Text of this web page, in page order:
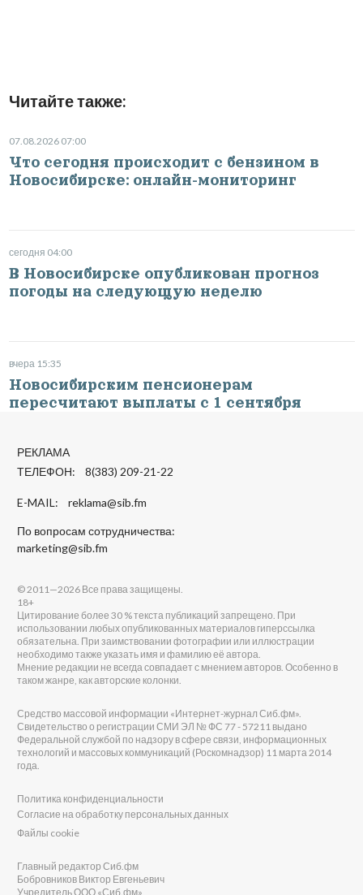
Читайте также:
07.08.2026 07:00
Что сегодня происходит с бензином в
Новосибирске: онлайн-мониторинг
сегодня 04:00
В Новосибирске опубликован прогноз
погоды на следующую неделю
вчера 15:35
Новосибирским пенсионерам
пересчитают выплаты с 1 сентября
РЕКЛАМА
ТЕЛЕФОН: 8(383) 209-21-22
E-MAIL: reklama@sib.fm
По вопросам сотрудничества:
marketing@sib.fm
© 2011—2026 Все права защищены.
18+
Цитирование более 30 % текста публикаций запрещено. При
использовании любых опубликованных материалов гиперссылка
обязательна. При заимствовании фотографии или иллюстрации
необходимо также указать имя и фамилию её автора.
Мнение редакции не всегда совпадает с мнением авторов. Особенно в
таком жанре, как авторские колонки.
Средство массовой информации «Интернет-журнал Сиб.фм».
Свидетельство о регистрации СМИ ЭЛ № ФС 77 - 57211 выдано
Федеральной службой по надзору в сфере связи, информационных
технологий и массовых коммуникаций (Роскомнадзор) 11 марта 2014
года.
Политика конфиденциальности
Согласие на обработку персональных данных
Файлы cookie
Главный редактор Сиб.фм
Бобровников Виктор Евгеньевич
Учредитель ООО «Сиб.фм»